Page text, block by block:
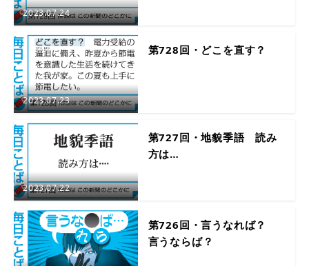
2023.07.24
2023.07.23
第728回・どこを直す？
2023.07.22
第727回・地貌季語 読み
方は…
第726回・言うなれば？
言うならば？